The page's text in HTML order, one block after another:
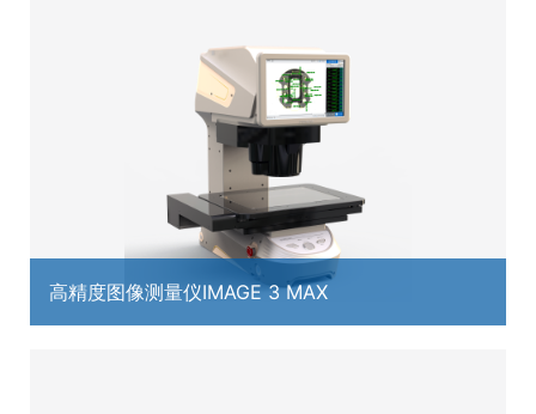
高精度图像测量仪IMAGE 3 MAX